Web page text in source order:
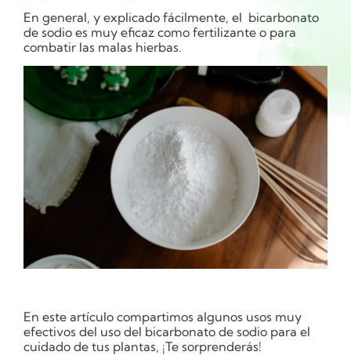
En general, y explicado fácilmente, el bicarbonato
de sodio es muy eficaz como fertilizante o para
combatir las malas hierbas.
En este artículo compartimos algunos usos muy
efectivos del uso del bicarbonato de sodio para el
cuidado de tus plantas, ¡Te sorprenderás!